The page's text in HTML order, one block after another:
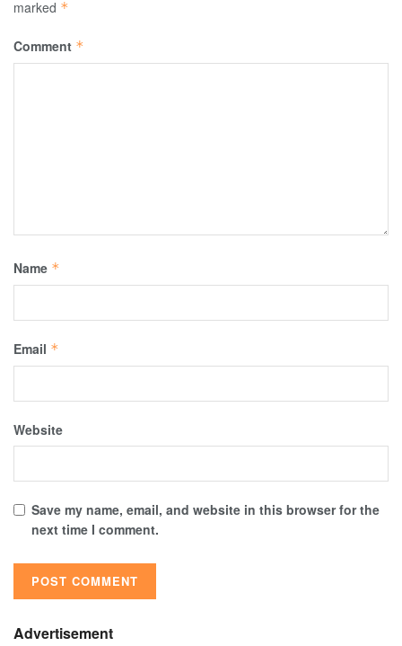
marked *
Comment *
Name *
Email *
Website
Save my name, email, and website in this browser for the
next time I comment.
Advertisement